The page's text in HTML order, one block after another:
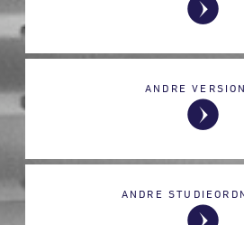
ANDRE
ANDRE